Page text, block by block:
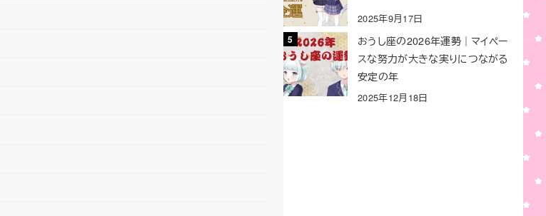
2025年9月17日
おうし座の2026年運勢｜マイペー
スな努力が大きな実りにつながる
安定の年
2025年12月18日